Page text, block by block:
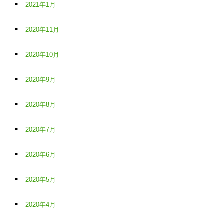
2021年1月
2020年11月
2020年10月
2020年9月
2020年8月
2020年7月
2020年6月
2020年5月
2020年4月